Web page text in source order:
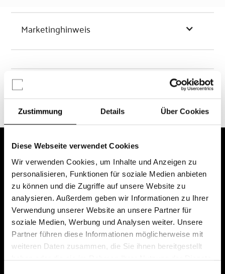
Zustimmung Details Über Cookies
Diese Webseite verwendet Cookies
Wir verwenden Cookies, um Inhalte und Anzeigen zu
personalisieren, Funktionen für soziale Medien anbieten
zu können und die Zugriffe auf unsere Website zu
analysieren. Außerdem geben wir Informationen zu Ihrer
Verwendung unserer Website an unsere Partner für
soziale Medien, Werbung und Analysen weiter. Unsere
Partner führen diese Informationen möglicherweise mit
weiteren Daten zusammen, die Sie ihnen bereitgestellt
Marketinghinweis
Chancen & Risiken
Das erste Depot in Österreich mit 0€ Kontoführung,
0€ Ausgabeaufschlag und 0€ Depotgebühren bei
knapp 2000 Fonds und 0€ Orderspesen.